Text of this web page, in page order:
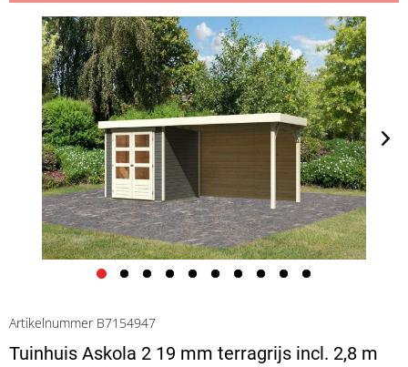
Artikelnummer B7154947
Tuinhuis Askola 2 19 mm terragrijs incl. 2,8 m